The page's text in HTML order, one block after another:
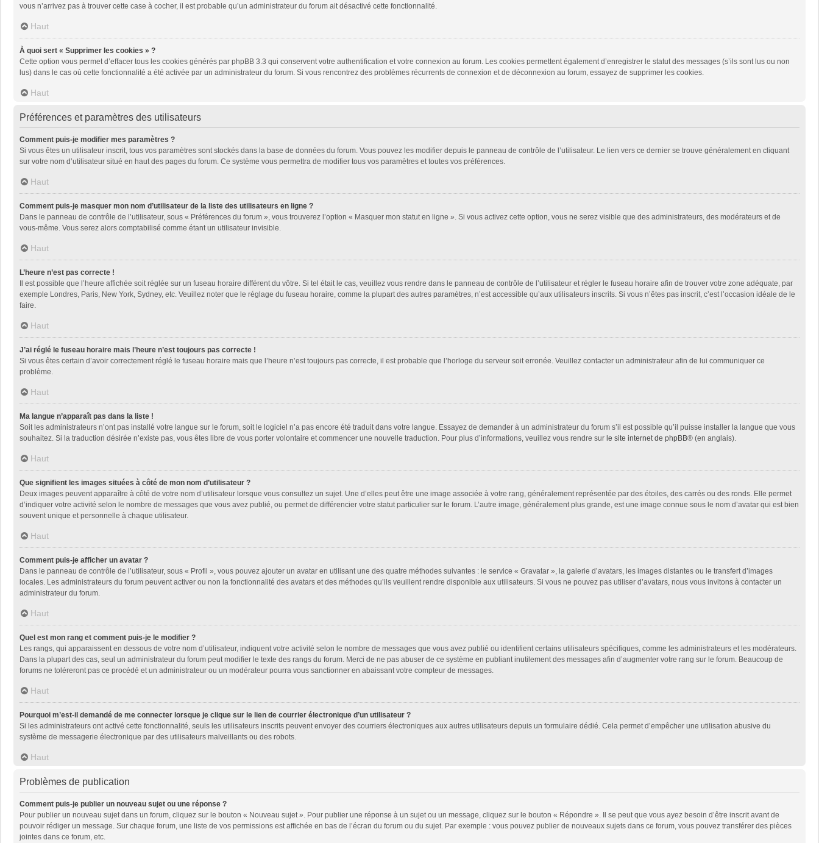
vous n’arrivez pas à trouver cette case à cocher, il est probable qu’un administrateur du forum ait désactivé cette fonctionnalité.
Haut
À quoi sert « Supprimer les cookies » ?
Cette option vous permet d’effacer tous les cookies générés par phpBB 3.3 qui conservent votre authentification et votre connexion au forum. Les cookies permettent également d’enregistrer le statut des messages (s’ils sont lus ou non
lus) dans le cas où cette fonctionnalité a été activée par un administrateur du forum. Si vous rencontrez des problèmes récurrents de connexion et de déconnexion au forum, essayez de supprimer les cookies.
Haut
Préférences et paramètres des utilisateurs
Comment puis-je modifier mes paramètres ?
Si vous êtes un utilisateur inscrit, tous vos paramètres sont stockés dans la base de données du forum. Vous pouvez les modifier depuis le panneau de contrôle de l’utilisateur. Le lien vers ce dernier se trouve généralement en cliquant
sur votre nom d’utilisateur situé en haut des pages du forum. Ce système vous permettra de modifier tous vos paramètres et toutes vos préférences.
Haut
Comment puis-je masquer mon nom d’utilisateur de la liste des utilisateurs en ligne ?
Dans le panneau de contrôle de l’utilisateur, sous « Préférences du forum », vous trouverez l’option « Masquer mon statut en ligne ». Si vous activez cette option, vous ne serez visible que des administrateurs, des modérateurs et de
vous-même. Vous serez alors comptabilisé comme étant un utilisateur invisible.
Haut
L’heure n’est pas correcte !
Il est possible que l’heure affichée soit réglée sur un fuseau horaire différent du vôtre. Si tel était le cas, veuillez vous rendre dans le panneau de contrôle de l’utilisateur et régler le fuseau horaire afin de trouver votre zone adéquate, par
exemple Londres, Paris, New York, Sydney, etc. Veuillez noter que le réglage du fuseau horaire, comme la plupart des autres paramètres, n’est accessible qu’aux utilisateurs inscrits. Si vous n’êtes pas inscrit, c’est l’occasion idéale de le
faire.
Haut
J’ai réglé le fuseau horaire mais l’heure n’est toujours pas correcte !
Si vous êtes certain d’avoir correctement réglé le fuseau horaire mais que l’heure n’est toujours pas correcte, il est probable que l’horloge du serveur soit erronée. Veuillez contacter un administrateur afin de lui communiquer ce
problème.
Haut
Ma langue n’apparaît pas dans la liste !
Soit les administrateurs n’ont pas installé votre langue sur le forum, soit le logiciel n’a pas encore été traduit dans votre langue. Essayez de demander à un administrateur du forum s’il est possible qu’il puisse installer la langue que vous
souhaitez. Si la traduction désirée n’existe pas, vous êtes libre de vous porter volontaire et commencer une nouvelle traduction. Pour plus d’informations, veuillez vous rendre sur le site internet de phpBB® (en anglais).
Haut
Que signifient les images situées à côté de mon nom d’utilisateur ?
Deux images peuvent apparaître à côté de votre nom d’utilisateur lorsque vous consultez un sujet. Une d’elles peut être une image associée à votre rang, généralement représentée par des étoiles, des carrés ou des ronds. Elle permet
d’indiquer votre activité selon le nombre de messages que vous avez publié, ou permet de différencier votre statut particulier sur le forum. L’autre image, généralement plus grande, est une image connue sous le nom d’avatar qui est bien
souvent unique et personnelle à chaque utilisateur.
Haut
Comment puis-je afficher un avatar ?
Dans le panneau de contrôle de l’utilisateur, sous « Profil », vous pouvez ajouter un avatar en utilisant une des quatre méthodes suivantes : le service « Gravatar », la galerie d’avatars, les images distantes ou le transfert d’images
locales. Les administrateurs du forum peuvent activer ou non la fonctionnalité des avatars et des méthodes qu’ils veuillent rendre disponible aux utilisateurs. Si vous ne pouvez pas utiliser d’avatars, nous vous invitons à contacter un
administrateur du forum.
Haut
Quel est mon rang et comment puis-je le modifier ?
Les rangs, qui apparaissent en dessous de votre nom d’utilisateur, indiquent votre activité selon le nombre de messages que vous avez publié ou identifient certains utilisateurs spécifiques, comme les administrateurs et les modérateurs.
Dans la plupart des cas, seul un administrateur du forum peut modifier le texte des rangs du forum. Merci de ne pas abuser de ce système en publiant inutilement des messages afin d’augmenter votre rang sur le forum. Beaucoup de
forums ne toléreront pas ce procédé et un administrateur ou un modérateur pourra vous sanctionner en abaissant votre compteur de messages.
Haut
Pourquoi m’est-il demandé de me connecter lorsque je clique sur le lien de courrier électronique d’un utilisateur ?
Si les administrateurs ont activé cette fonctionnalité, seuls les utilisateurs inscrits peuvent envoyer des courriers électroniques aux autres utilisateurs depuis un formulaire dédié. Cela permet d’empêcher une utilisation abusive du
système de messagerie électronique par des utilisateurs malveillants ou des robots.
Haut
Problèmes de publication
Comment puis-je publier un nouveau sujet ou une réponse ?
Pour publier un nouveau sujet dans un forum, cliquez sur le bouton « Nouveau sujet ». Pour publier une réponse à un sujet ou un message, cliquez sur le bouton « Répondre ». Il se peut que vous ayez besoin d’être inscrit avant de
pouvoir rédiger un message. Sur chaque forum, une liste de vos permissions est affichée en bas de l’écran du forum ou du sujet. Par exemple : vous pouvez publier de nouveaux sujets dans ce forum, vous pouvez transférer des pièces
jointes dans ce forum, etc.